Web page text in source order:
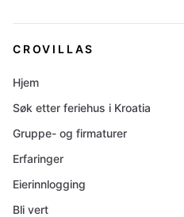
CROVILLAS
Hjem
Søk etter feriehus i Kroatia
Gruppe- og firmaturer
Erfaringer
Eierinnlogging
Bli vert